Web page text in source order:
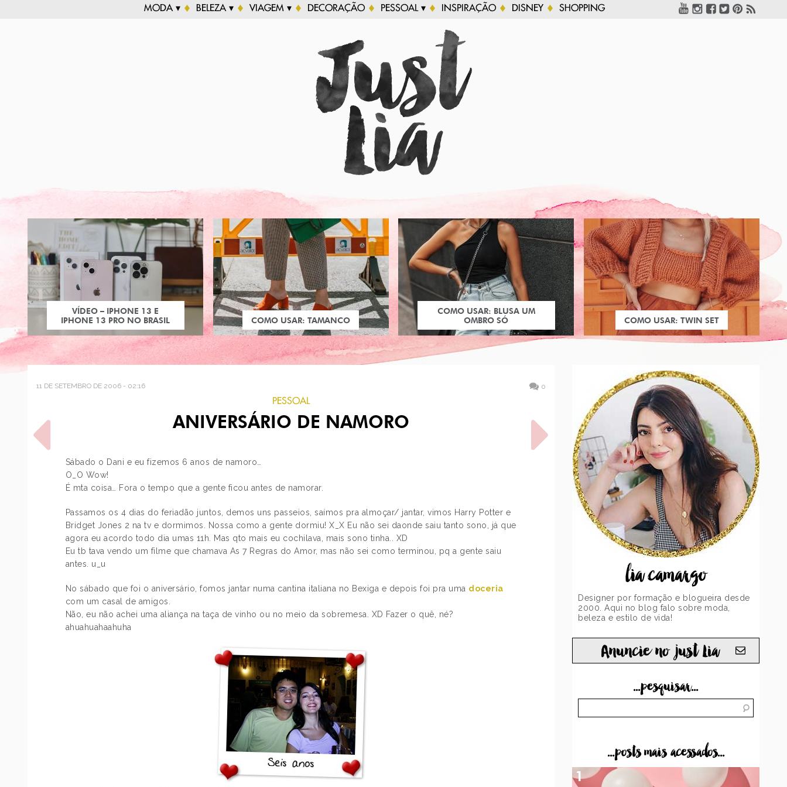
MODA ▾ BELEZA ▾ VIAGEM ▾ DECORAÇÃO PESSOAL ▾ INSPIRAÇÃO DISNEY SHOPPING
VÍDEO – IPHONE 13 E
IPHONE 13 PRO NO BRASIL
COMO USAR: TAMANCO
COMO USAR: BLUSA UM
OMBRO SÓ
COMO USAR: TWIN SET
11 DE SETEMBRO DE 2006 - 02:16 0
PESSOAL
ANIVERSÁRIO DE NAMORO
Sábado o Dani e eu fizemos 6 anos de namoro…
O_O Wow!
É mta coisa… Fora o tempo que a gente ficou antes de namorar.
Passamos os 4 dias do feriadão juntos, demos uns passeios, saímos pra almoçar/ jantar, vimos Harry Potter e
Bridget Jones 2 na tv e dormimos. Nossa como a gente dormiu! X_X Eu não sei daonde saiu tanto sono, já que
agora eu acordo todo dia umas 11h. Mas qto mais eu cochilava, mais sono tinha.. XD
Eu tb tava vendo um filme que chamava As 7 Regras do Amor, mas não sei como terminou, pq a gente saiu
antes. u_u
No sábado que foi o aniversário, fomos jantar numa cantina italiana no Bexiga e depois foi pra uma doceria
com um casal de amigos.
Não, eu não achei uma aliança na taça de vinho ou no meio da sobremesa. XD Fazer o quê, né?
ahuahuahaahuha
ERIC, GLAMOUR
lia camargo
Designer por formação e blogueira desde
2000. Aqui no blog falo sobre moda,
beleza e estilo de vida!
Anuncie no just Lia
...pesquisar...
...posts mais acessados...
1